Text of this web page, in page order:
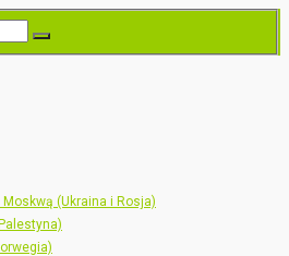
(Ukraina i Rosja)